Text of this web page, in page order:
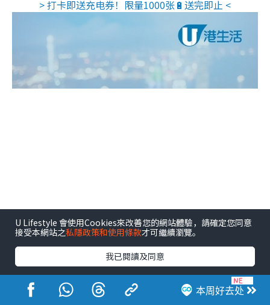
> 打卡即送充电券！限量1000张🔋送完即止 <
本周好去处
U Lifestyle 會使用Cookies來改善您的網站體驗，請確定您同意
接受本網站之私隱政策和使用條款才可繼續瀏覽。
我已閱讀及同意